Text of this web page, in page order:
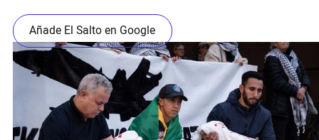
Añade El Salto en Google